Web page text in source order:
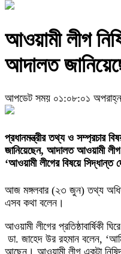
আওয়ামী লীগ
আদালত
আপডেট সময় ০১:০৮:০১
প্রধানমন্ত্রীর তথ্য ও সম্প্রচার
জানিয়েছেন, আদালত আওয়ামী লীগ
‘আওয়ামী লীগের বিষয়ে সিদ্ধান্ত
আজ মঙ্গলবার (২৩ জুন) তথ্য
এসব কথা বলেন।
আওয়ামী লীগের প্রতিষ্ঠাবার্ষিকী
ডা. জাহেদ উর রহমান বলেন,
আছেন। আওয়ামী লীগ একটা